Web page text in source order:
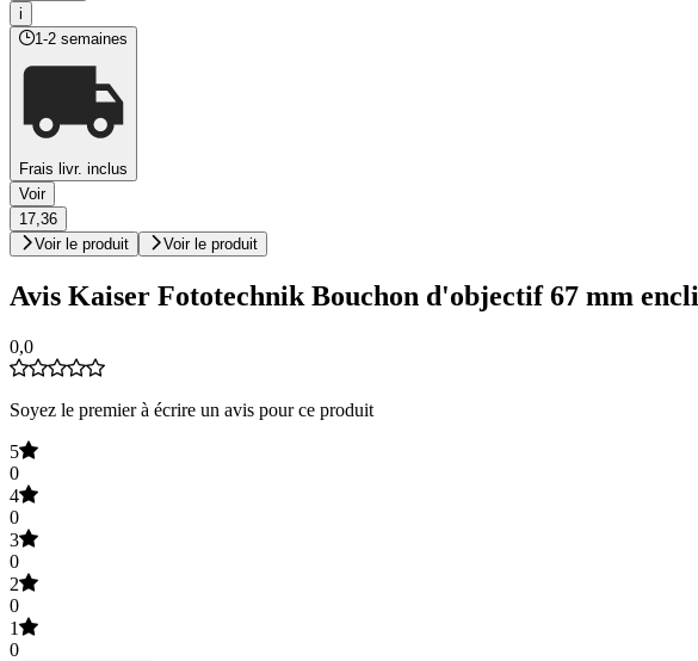
i
1-2 semaines
Frais livr. inclus
Voir
17,36
Voir le produit
Voir le produit
Avis Kaiser Fototechnik Bouchon d'objectif 67 mm
0,0
Soyez le premier à écrire un avis pour ce produit
5
0
4
0
3
0
2
0
1
0